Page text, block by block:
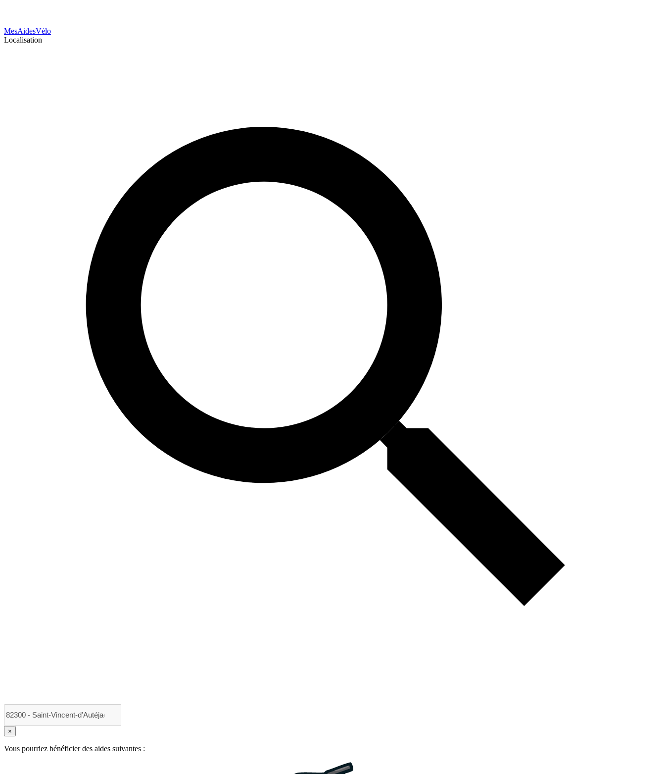
MesAidesVélo
Localisation
×
Vous pourriez bénéficier des aides suivantes :